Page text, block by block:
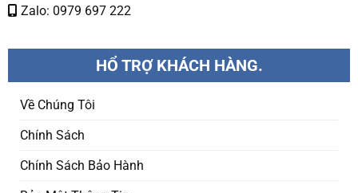
Zalo: 0979 697 222
HỔ TRỢ KHÁCH HÀNG.
Về Chúng Tôi
Chính Sách
Chính Sách Bảo Hành